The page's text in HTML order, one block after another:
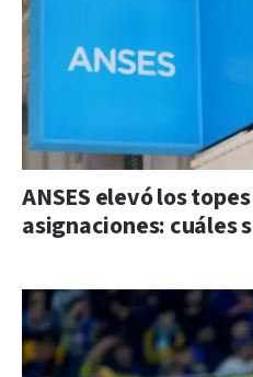
ANSES elevó los
asignaciones: cuáles